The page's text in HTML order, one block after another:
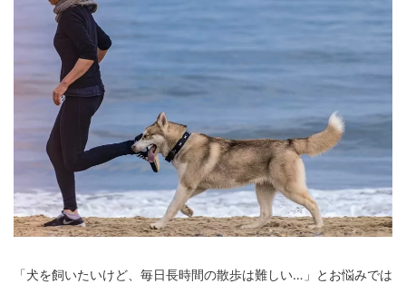
「犬を飼いたいけど、毎日長時間の散歩は難しい…」とお悩みでは